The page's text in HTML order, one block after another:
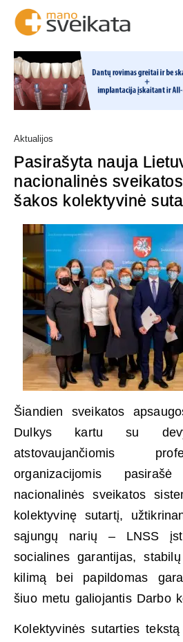
Aktualijos
Pasirašyta nauja
nacionalinės
šakos kolektyvinė
Šiandien sveikatos
Dulkys kartu su
atstovaujančiomis
organizacijomis
nacionalinės sveikatos
kolektyvinę sutartį,
sąjungų narių – LNSS
socialines garantijas,
kilimą bei papildomas
šiuo metu galiojantis Darbo
Kolektyvinės sutarties